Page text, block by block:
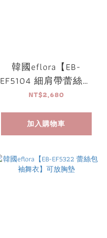
韓國eflora【EB-
EF5104 細肩帶蕾絲刺
繡舞衣】
NT$2,680
加入購物車